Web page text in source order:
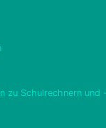
zu Schulrechnern und